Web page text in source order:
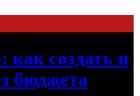
как создать и
бюджета